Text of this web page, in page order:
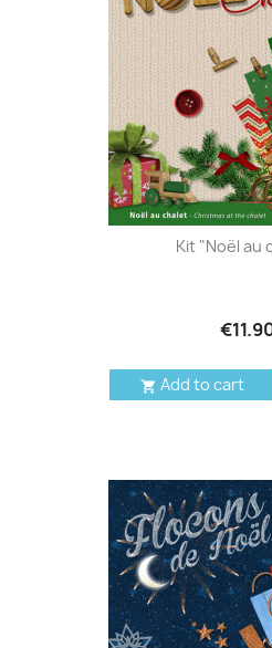
Kit "Noël au
 Add to cart